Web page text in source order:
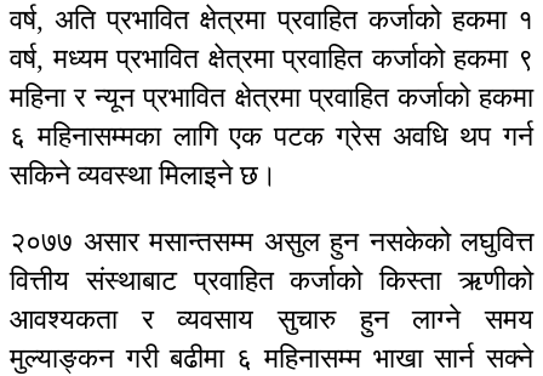
वर्ष, अति प्रभावित क्षेत्रमा प्रवाहित कर्जाको हकमा १
वर्ष, मध्यम प्रभावित क्षेत्रमा प्रवाहित कर्जाको हकमा ९
महिना र न्यून प्रभावित क्षेत्रमा प्रवाहित कर्जाको हकमा
६ महिनासम्मका लागि एक पटक ग्रेस अवधि थप गर्न
सकिने व्यवस्था मिलाइने छ।
२०७७ असार मसान्तसम्म असुल हुन नसकेको लघुवित्त
वित्तीय संस्थाबाट प्रवाहित कर्जाको किस्ता ऋणीको
आवश्यकता र व्यवसाय सुचारु हुन लाग्ने समय
मुल्याङ्कन गरी बढीमा ६ महिनासम्म भाखा सार्न सक्ने